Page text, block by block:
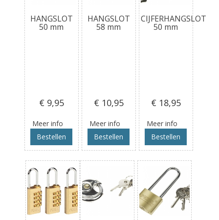
HANGSLOT
50 mm
€ 9,95
Meer info
Bestellen
HANGSLOT
58 mm
€ 10,95
Meer info
Bestellen
CIJFERHANGSLOT
50 mm
€ 18,95
Meer info
Bestellen